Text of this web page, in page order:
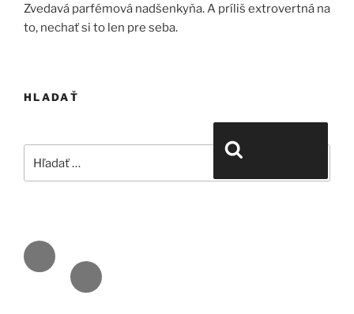
Zvedavá parfémová nadšenkyňa. A príliš extrovertná na
to, nechať si to len pre seba.
HLADAŤ
Face
book
Emai
l